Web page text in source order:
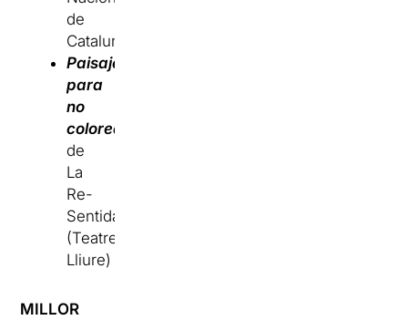
de
Catalunya).
Paisajes
para
no
colorear
de
La
Re-
Sentida
(Teatre
Lliure)
MILLOR